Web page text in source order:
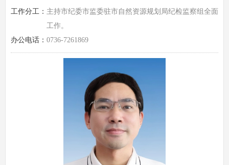
工作分工： 主持市纪委市监委驻市自然资源规划局纪检监察组全面
工作。
办公电话： 0736-7261869